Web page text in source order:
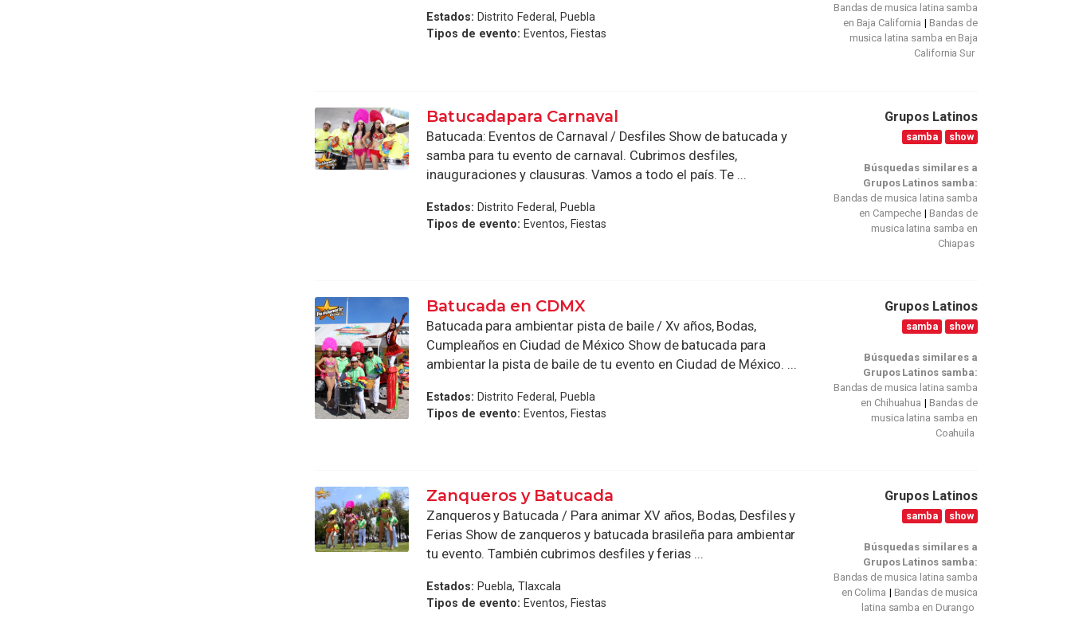
Estados: Distrito Federal, Puebla
Tipos de evento: Eventos, Fiestas
Bandas de musica latina samba
en Baja California
Bandas de
musica latina samba en Baja
California Sur
Batucadapara Carnaval
Batucada: Eventos de Carnaval / Desfiles Show de batucada y
samba para tu evento de carnaval. Cubrimos desfiles,
inauguraciones y clausuras. Vamos a todo el país. Te ...
Estados: Distrito Federal, Puebla
Tipos de evento: Eventos, Fiestas
Grupos Latinos
samba show
Búsquedas similares a
Grupos Latinos samba:
Bandas de musica latina samba
en Campeche
Bandas de
musica latina samba en
Chiapas
Batucada en CDMX
Batucada para ambientar pista de baile / Xv años, Bodas,
Cumpleaños en Ciudad de México Show de batucada para
ambientar la pista de baile de tu evento en Ciudad de México. ...
Estados: Distrito Federal, Puebla
Tipos de evento: Eventos, Fiestas
Grupos Latinos
samba show
Búsquedas similares a
Grupos Latinos samba:
Bandas de musica latina samba
en Chihuahua
Bandas de
musica latina samba en
Coahuila
Zanqueros y Batucada
Zanqueros y Batucada / Para animar XV años, Bodas, Desfiles y
Ferias Show de zanqueros y batucada brasileña para ambientar
tu evento. También cubrimos desfiles y ferias ...
Estados: Puebla, Tlaxcala
Tipos de evento: Eventos, Fiestas
Grupos Latinos
samba show
Búsquedas similares a
Grupos Latinos samba:
Bandas de musica latina samba
en Colima
Bandas de musica
latina samba en Durango